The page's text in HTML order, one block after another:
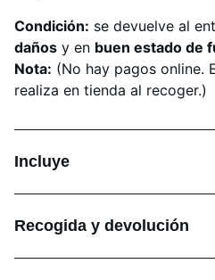
Condición: se devuelve al
daños y en buen estado de
Nota: (No hay pagos online.
realiza en tienda al recoger.)
Incluye
Recogida y devolución